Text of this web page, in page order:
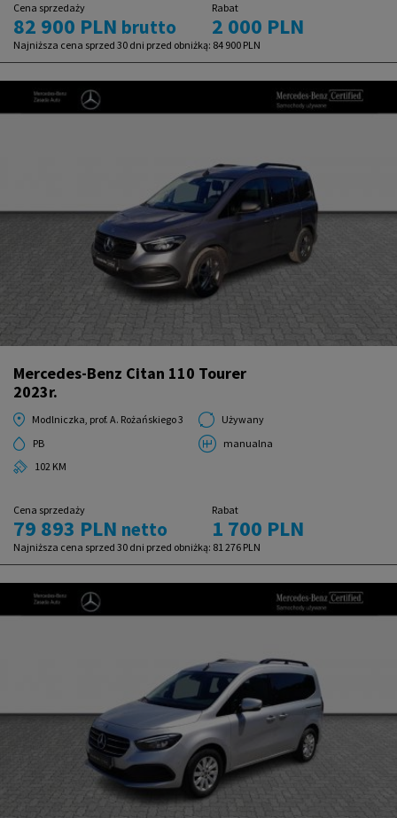
Cena sprzedaży
82 900 PLN brutto
Rabat
2 000 PLN
Najniższa cena sprzed 30 dni przed obniżką: 84 900 PLN
Mercedes-Benz Citan 110 Tourer
2023r.
Modlniczka, prof. A. Rożańskiego 3
Używany
PB
manualna
102 KM
Cena sprzedaży
79 893 PLN netto
Rabat
1 700 PLN
Najniższa cena sprzed 30 dni przed obniżką: 81 276 PLN